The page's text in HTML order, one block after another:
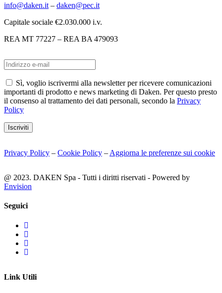
info@daken.it – daken@pec.it
Capitale sociale €2.030.000 i.v.
REA MT 77227 – REA BA 479093
Sì, voglio iscrivermi alla newsletter per ricevere comunicazioni
importanti di prodotto e news marketing di Daken. Per questo presto
il consenso al trattamento dei dati personali, secondo la Privacy
Policy
Iscriviti
Privacy Policy – Cookie Policy – Aggiorna le preferenze sui cookie
@ 2023. DAKEN Spa - Tutti i diritti riservati - Powered by
Envision
Seguici
Link Utili